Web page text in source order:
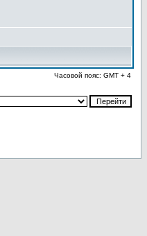
Часовой пояс: GMT + 4